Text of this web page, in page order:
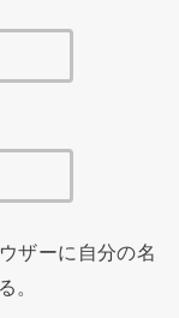
ザーに自分の名
。